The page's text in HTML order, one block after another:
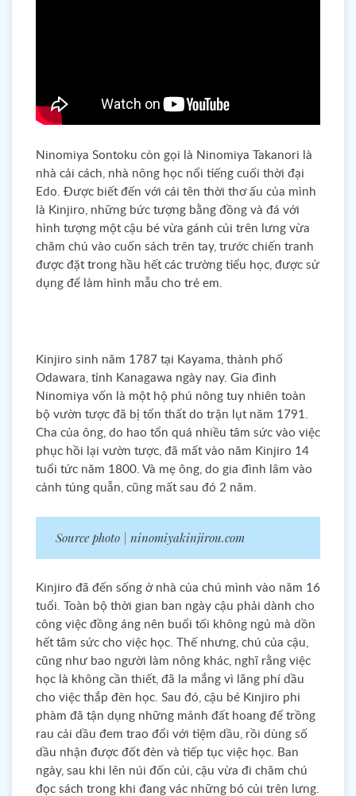
Ninomiya Sontoku còn gọi là Ninomiya Takanori là
nhà cải cách, nhà nông học nổi tiếng cuối thời đại
Edo. Được biết đến với cái tên thời thơ ấu của mình
là Kinjiro, những bức tượng bằng đồng và đá với
hình tượng một cậu bé vừa gánh củi trên lưng vừa
chăm chú vào cuốn sách trên tay, trước chiến tranh
được đặt trong hầu hết các trường tiểu học, được sử
dụng để làm hình mẫu cho trẻ em.
Kinjiro sinh năm 1787 tại Kayama, thành phố
Odawara, tỉnh Kanagawa ngày nay. Gia đình
Ninomiya vốn là một hộ phú nông tuy nhiên toàn
bộ vườn tược đã bị tổn thất do trận lụt năm 1791.
Cha của ông, do hao tổn quá nhiều tâm sức vào việc
phục hồi lại vườn tược, đã mất vào năm Kinjiro 14
tuổi tức năm 1800. Và mẹ ông, do gia đình lâm vào
cảnh túng quẫn, cũng mất sau đó 2 năm.
Source photo | ninomiyakinjirou.com
Kinjiro đã đến sống ở nhà của chú mình vào năm 16
tuổi. Toàn bộ thời gian ban ngày cậu phải dành cho
công việc đồng áng nên buổi tối không ngủ mà dồn
hết tâm sức cho việc học. Thế nhưng, chú của cậu,
cũng như bao người làm nông khác, nghĩ rằng việc
học là không cần thiết, đã la mắng vì lãng phí dầu
cho việc thắp đèn học. Sau đó, cậu bé Kinjiro phi
phàm đã tận dụng những mảnh đất hoang để trồng
rau cải dầu đem trao đổi với tiệm dầu, rồi dùng số
dầu nhận được đốt đèn và tiếp tục việc học. Ban
ngày, sau khi lên núi đốn củi, cậu vừa đi chăm chú
đọc sách trong khi đang vác những bó củi trên lưng.